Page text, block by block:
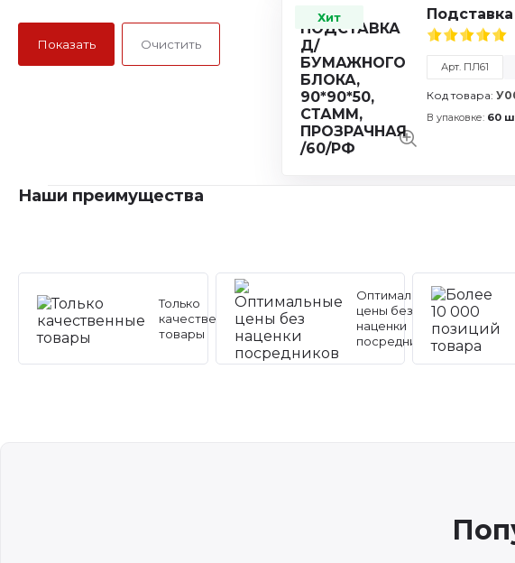
Хит
Арт. ПЛ61
Код товара:
В упаковке: 60
Наши преимущества
Только
качественные
товары
Оптимальные
цены без
наценки
посредников